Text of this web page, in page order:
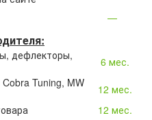
—
дефлекторы,
6 мес.
Tuning, MW
12 мес.
12 мес.